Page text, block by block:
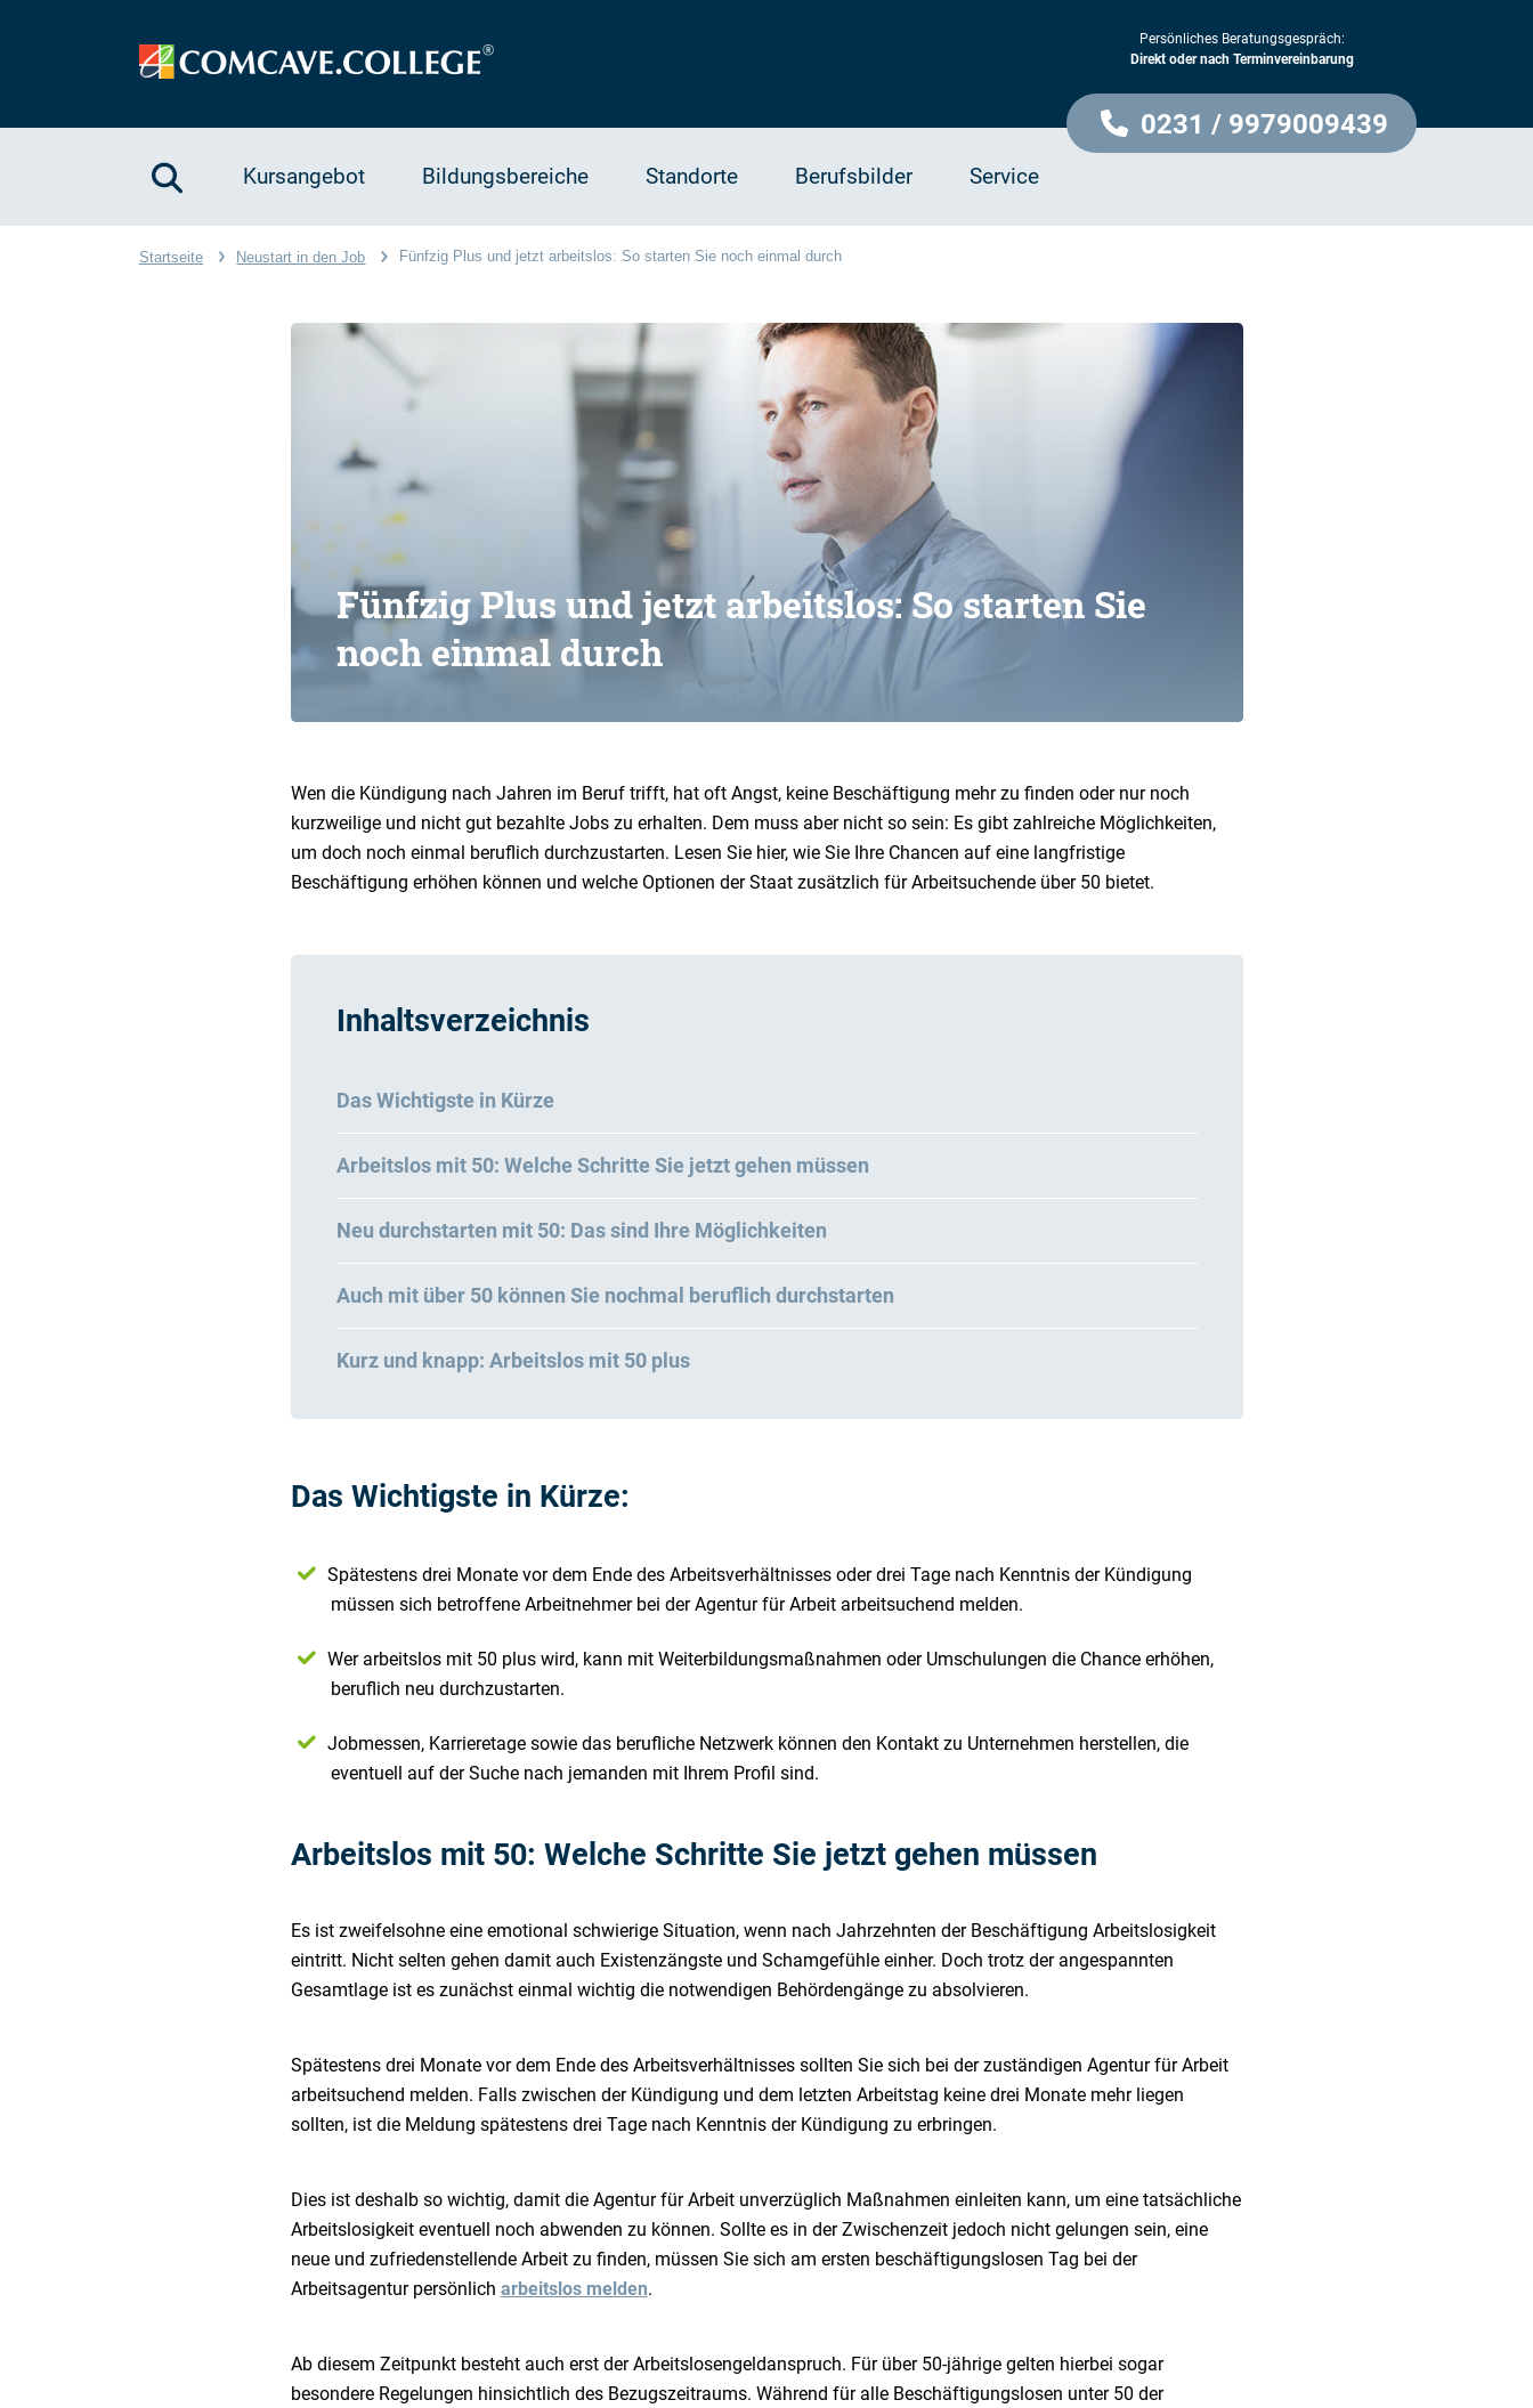
Persönliches Beratungsgespräch:
Direkt oder nach Terminvereinbarung
0231 / 9979009439
Kursangebot Bildungsbereiche Standorte Berufsbilder Service
Startseite Neustart in den Job Fünfzig Plus und jetzt arbeitslos: So starten Sie noch einmal durch
Fünfzig Plus und jetzt arbeitslos: So starten Sie
noch einmal durch
Wen die Kündigung nach Jahren im Beruf trifft, hat oft Angst, keine Beschäftigung mehr zu finden oder nur noch
kurzweilige und nicht gut bezahlte Jobs zu erhalten. Dem muss aber nicht so sein: Es gibt zahlreiche Möglichkeiten,
um doch noch einmal beruflich durchzustarten. Lesen Sie hier, wie Sie Ihre Chancen auf eine langfristige
Beschäftigung erhöhen können und welche Optionen der Staat zusätzlich für Arbeitsuchende über 50 bietet.
Inhaltsverzeichnis
Das Wichtigste in Kürze
Arbeitslos mit 50: Welche Schritte Sie jetzt gehen müssen
Neu durchstarten mit 50: Das sind Ihre Möglichkeiten
Auch mit über 50 können Sie nochmal beruflich durchstarten
Kurz und knapp: Arbeitslos mit 50 plus
Das Wichtigste in Kürze:
Spätestens drei Monate vor dem Ende des Arbeitsverhältnisses oder drei Tage nach Kenntnis der Kündigung
müssen sich betroffene Arbeitnehmer bei der Agentur für Arbeit arbeitsuchend melden.
Wer arbeitslos mit 50 plus wird, kann mit Weiterbildungsmaßnahmen oder Umschulungen die Chance erhöhen,
beruflich neu durchzustarten.
Jobmessen, Karrieretage sowie das berufliche Netzwerk können den Kontakt zu Unternehmen herstellen, die
eventuell auf der Suche nach jemanden mit Ihrem Profil sind.
Arbeitslos mit 50: Welche Schritte Sie jetzt gehen müssen
Es ist zweifelsohne eine emotional schwierige Situation, wenn nach Jahrzehnten der Beschäftigung Arbeitslosigkeit
eintritt. Nicht selten gehen damit auch Existenzängste und Schamgefühle einher. Doch trotz der angespannten
Gesamtlage ist es zunächst einmal wichtig die notwendigen Behördengänge zu absolvieren.
Spätestens drei Monate vor dem Ende des Arbeitsverhältnisses sollten Sie sich bei der zuständigen Agentur für Arbeit
arbeitsuchend melden. Falls zwischen der Kündigung und dem letzten Arbeitstag keine drei Monate mehr liegen
sollten, ist die Meldung spätestens drei Tage nach Kenntnis der Kündigung zu erbringen.
Dies ist deshalb so wichtig, damit die Agentur für Arbeit unverzüglich Maßnahmen einleiten kann, um eine tatsächliche
Arbeitslosigkeit eventuell noch abwenden zu können. Sollte es in der Zwischenzeit jedoch nicht gelungen sein, eine
neue und zufriedenstellende Arbeit zu finden, müssen Sie sich am ersten beschäftigungslosen Tag bei der
Arbeitsagentur persönlich arbeitslos melden.
Ab diesem Zeitpunkt besteht auch erst der Arbeitslosengeldanspruch. Für über 50-jährige gelten hierbei sogar
besondere Regelungen hinsichtlich des Bezugszeitraums. Während für alle Beschäftigungslosen unter 50 der